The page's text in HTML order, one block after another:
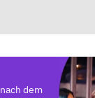
dem